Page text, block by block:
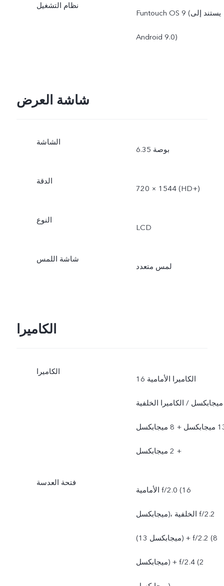
نظام التشغيل
Funtouch OS 9 (يستند إلى
Android 9.0)
شاشة العرض
الشاشة
6.35 بوصة
الدقة
720 × 1544 (HD+)
النوع
LCD
شاشة اللمس
لمس متعدد
الكاميرا
الكاميرا
الكاميرا الأمامية 16
ميجابكسل / الكاميرا الخلفية
13 ميجابكسل + 8 ميجابكسل
+ 2 ميجابكسل
فتحة العدسة
الأمامية f/2.0 (16
ميجابكسل)، الخلفية f/2.2
(13 ميجابكسل) + f/2.2 (8
ميجابكسل) + f/2.4 (2